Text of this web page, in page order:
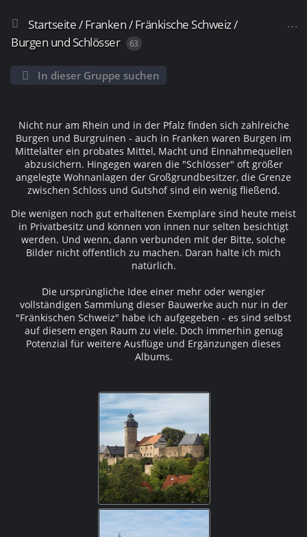
Startseite/Franken / Fränkische Schweiz/
Burgen und Schlösser
63
In dieser Gruppe suchen
Nicht nur am Rhein und in der Pfalz finden sich zahlreiche
Burgen und Burgruinen - auch in Franken waren Burgen im
Mittelalter ein probates Mittel, Macht und Einnahmequellen
abzusichern. Hingegen waren die "Schlösser" oft größer
angelegte Wohnanlagen der Großgrundbesitzer, die Grenze
zwischen Schloss und Gutshof sind ein wenig fließend.
Die wenigen noch gut erhaltenen Exemplare sind heute meist
in Privatbesitz und können von innen nur selten besichtigt
werden. Und wenn, dann verbunden mit der Bitte, solche
Bilder nicht öffentlich zu machen. Daran halte ich mich
natürlich.
Die ursprüngliche Idee einer mehr oder wengier
vollständigen Sammlung dieser Bauwerke auch nur in der
"Fränkischen Schweiz" habe ich aufgegeben - es sind selbst
auf diesem engen Raum zu viele. Doch immerhin genug
Potenzial für weitere Ausflüge und Ergänzungen dieses
Albums.